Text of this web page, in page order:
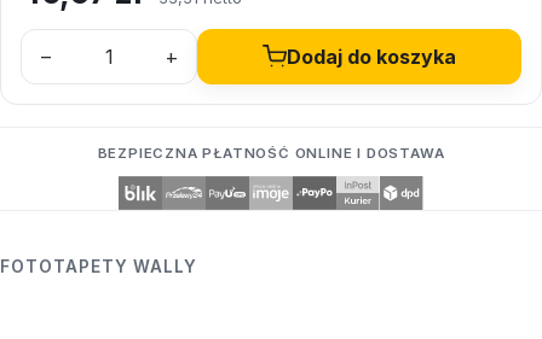
– + Dodaj do koszyka
BEZPIECZNA PŁATNOŚĆ ONLINE I DOSTAWA
FOTOTAPETY WALLY